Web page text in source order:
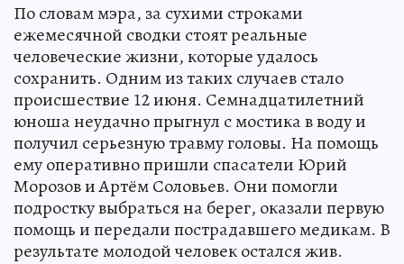
По словам мэра, за сухими строками
ежемесячной сводки стоят реальные
человеческие жизни, которые удалось
сохранить. Одним из таких случаев стало
происшествие 12 июня. Семнадцатилетний
юноша неудачно прыгнул с мостика в воду и
получил серьезную травму головы. На помощь
ему оперативно пришли спасатели Юрий
Морозов и Артём Соловьев. Они помогли
подростку выбраться на берег, оказали первую
помощь и передали пострадавшего медикам. В
результате молодой человек остался жив.